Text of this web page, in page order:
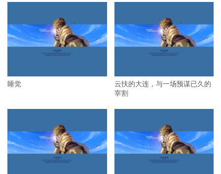
睡觉
云扶的大连，与一场预谋已久的
宰割